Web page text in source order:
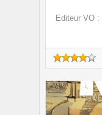
Editeur VO :